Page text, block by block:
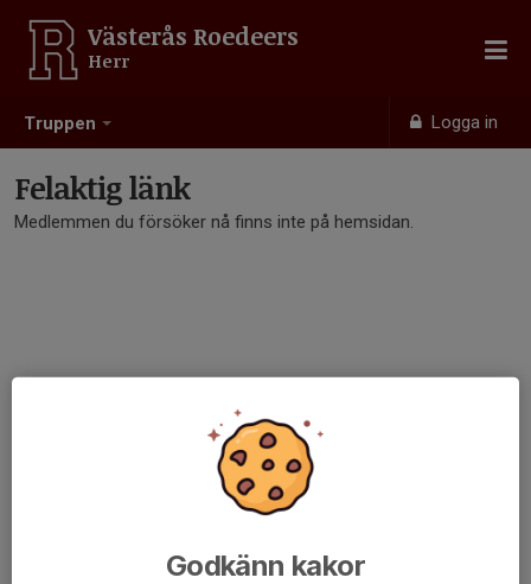
Truppen Logga in
Västerås Roedeers
Herr
Felaktig länk
Medlemmen du försöker nå finns inte på hemsidan.
Godkänn kakor